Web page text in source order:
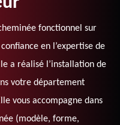
fonctionnel sur
en l’expertise de
a réalisé l’installation de
votre département
vous accompagne dans
(modèle, forme,